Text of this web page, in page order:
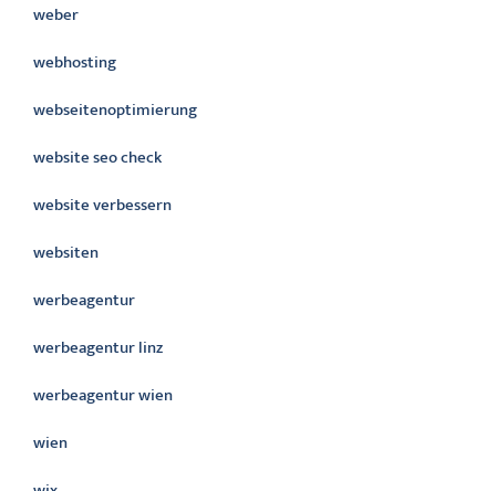
weber
webhosting
webseitenoptimierung
website seo check
website verbessern
websiten
werbeagentur
werbeagentur linz
werbeagentur wien
wien